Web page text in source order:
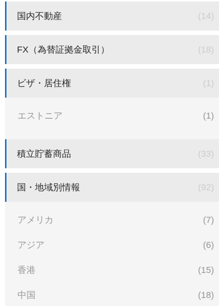
国内不動産 (14)
FX（為替証拠金取引） (18)
ビザ・居住権 (1)
エストニア (1)
積立貯蓄商品 (33)
国・地域別情報 (92)
アメリカ (7)
アジア (6)
香港 (15)
中国 (18)